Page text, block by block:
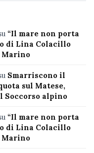
“Il mare non porta
di Lina Colacillo
Marino
Smarriscono il
sul Matese,
alpino
“Il mare non porta
di Lina Colacillo
Marino